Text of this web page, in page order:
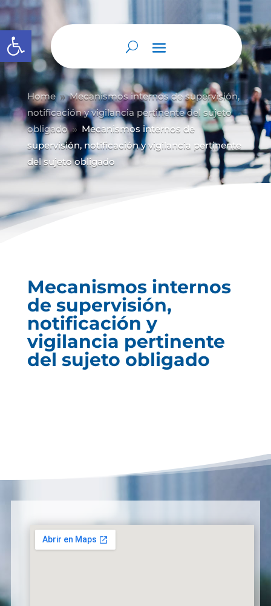
Abrir barra de herramientas
Home 9 Mecanismos internos de supervisión,
notificación y vigilancia pertinente del sujeto
obligado 9 Mecanismos internos de
supervisión, notificación y vigilancia pertinente
del sujeto obligado
Mecanismos internos
de supervisión,
notificación y
vigilancia pertinente
del sujeto obligado